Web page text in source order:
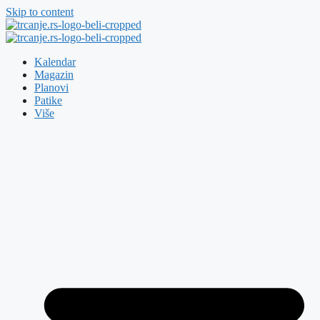
Skip to content
Kalendar
Magazin
Planovi
Patike
Više